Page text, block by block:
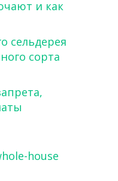
и как
сельдерея
сорта
house